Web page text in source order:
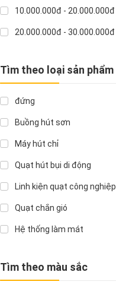
Asia
Soffnet
Super Win
10.000.000đ - 20.000.000đ
20.000.000đ - 30.000.000đ
Tìm theo loại sản phẩm
đứng
Buồng hút sơn
Máy hút chỉ
Quạt hút bụi di động
Linh kiện quạt công nghiệp
Quạt chắn gió
Hệ thống làm mát
Quạt công nghiệp vĩnh thái
Tìm theo màu sắc